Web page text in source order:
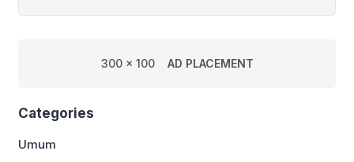
300 x 100 AD PLACEMENT
Categories
Umum